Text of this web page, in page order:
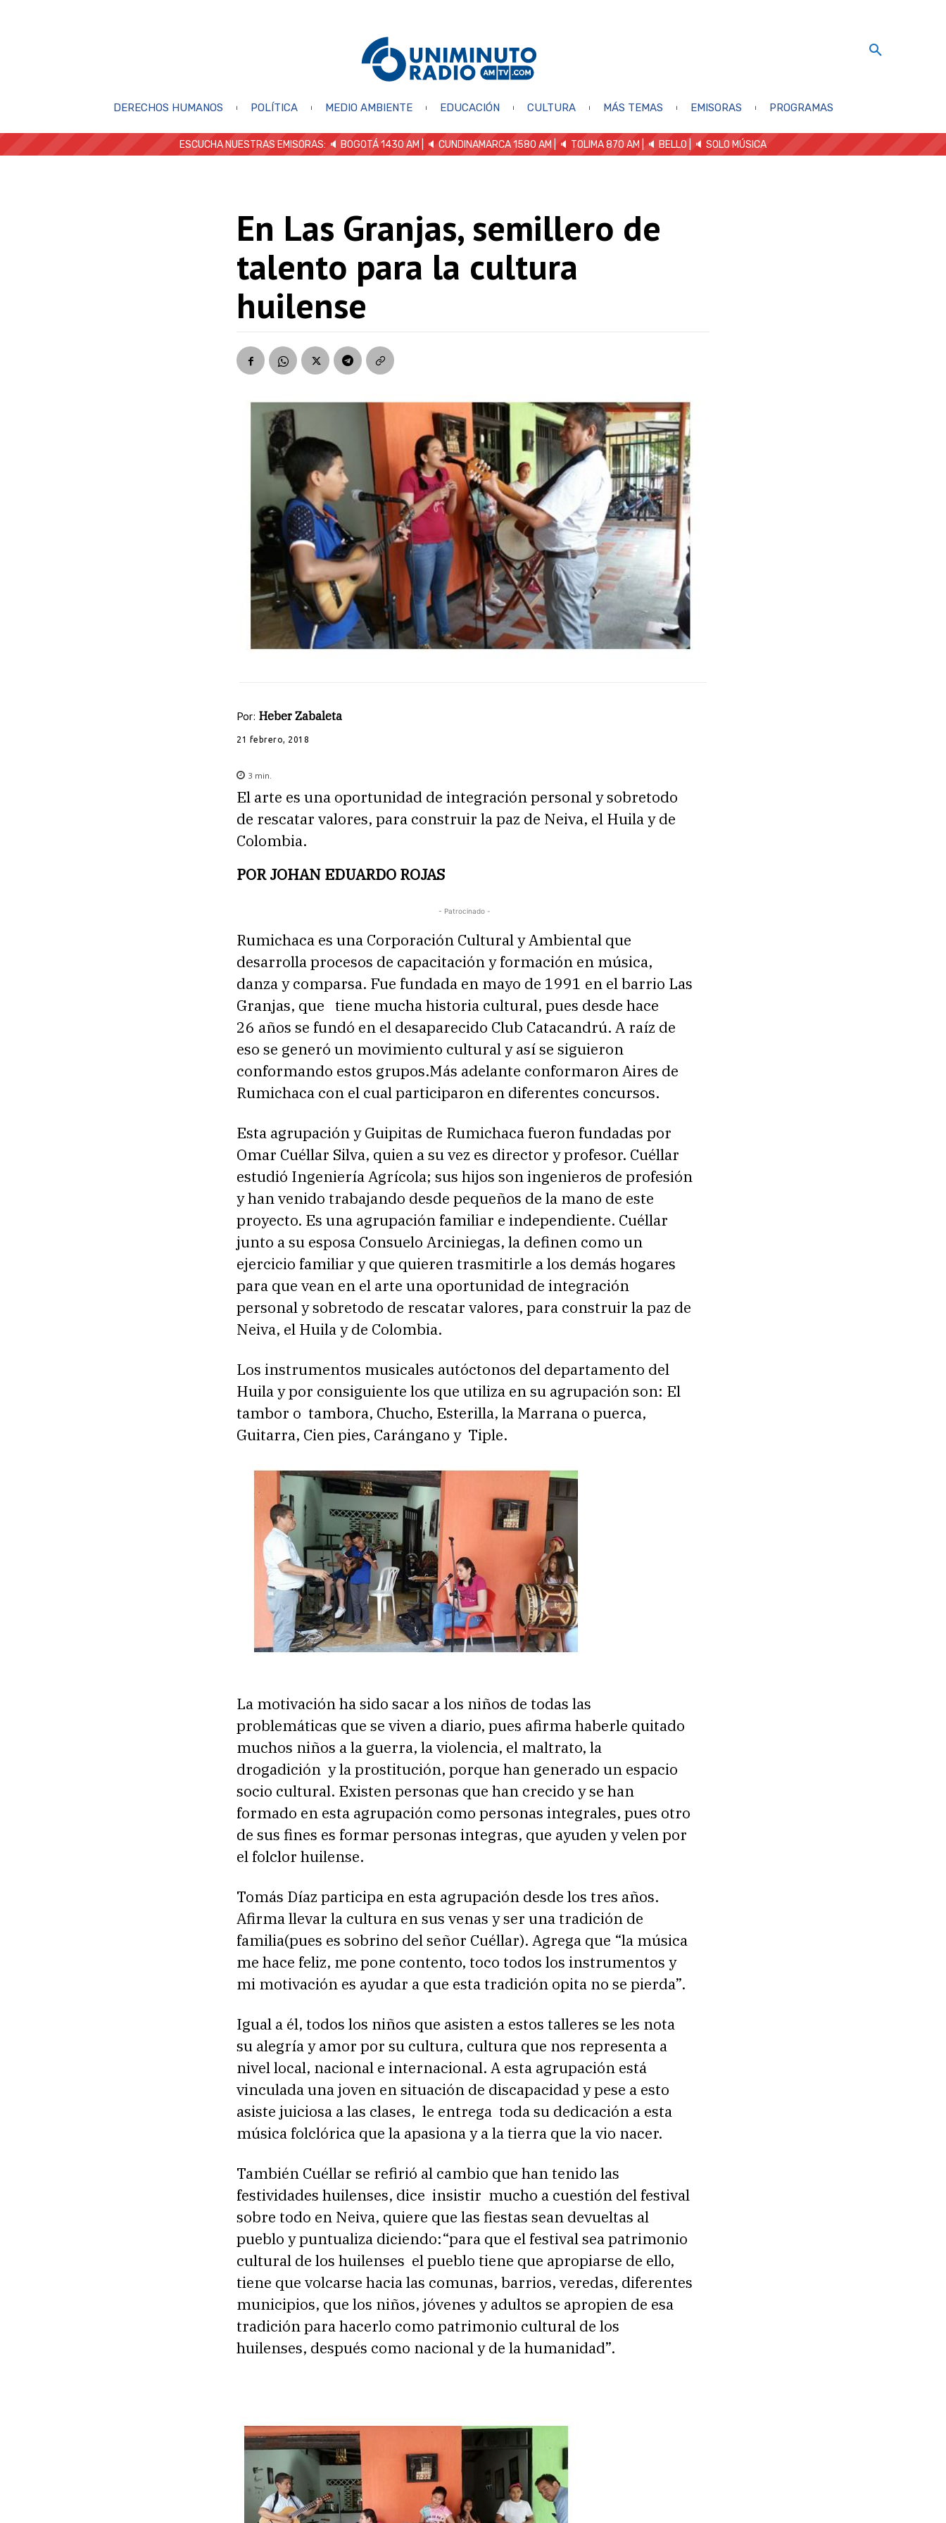
DERECHOS HUMANOS POLÍTICA MEDIO AMBIENTE EDUCACIÓN CULTURA MÁS TEMAS EMISORAS PROGRAMAS
ESCUCHA NUESTRAS EMISORAS: 🔈 BOGOTÁ 1430 AM | 🔈 CUNDINAMARCA 1580 AM | 🔈 TOLIMA 870 AM | 🔈 BELLO 🔈 SOLO MÚSICA
En Las Granjas, semillero de
talento para la cultura
huilense
Por: Heber Zabaleta
21 febrero, 2018
3 min.
El arte es una oportunidad de integración personal y sobretodo
de rescatar valores, para construir la paz de Neiva, el Huila y de
Colombia.
POR JOHAN EDUARDO ROJAS
- Patrocinado -
Rumichaca es una Corporación Cultural y Ambiental que
desarrolla procesos de capacitación y formación en música,
danza y comparsa. Fue fundada en mayo de 1991 en el barrio Las
Granjas, que tiene mucha historia cultural, pues desde hace
26 años se fundó en el desaparecido Club Catacandrú. A raíz de
eso se generó un movimiento cultural y así se siguieron
conformando estos grupos.Más adelante conformaron Aires de
Rumichaca con el cual participaron en diferentes concursos.
Esta agrupación y Guipitas de Rumichaca fueron fundadas por
Omar Cuéllar Silva, quien a su vez es director y profesor. Cuéllar
estudió Ingeniería Agrícola; sus hijos son ingenieros de profesión
y han venido trabajando desde pequeños de la mano de este
proyecto. Es una agrupación familiar e independiente. Cuéllar
junto a su esposa Consuelo Arciniegas, la definen como un
ejercicio familiar y que quieren trasmitirle a los demás hogares
para que vean en el arte una oportunidad de integración
personal y sobretodo de rescatar valores, para construir la paz de
Neiva, el Huila y de Colombia.
Los instrumentos musicales autóctonos del departamento del
Huila y por consiguiente los que utiliza en su agrupación son: El
tambor o tambora, Chucho, Esterilla, la Marrana o puerca,
Guitarra, Cien pies, Carángano y Tiple.
La motivación ha sido sacar a los niños de todas las
problemáticas que se viven a diario, pues afirma haberle quitado
muchos niños a la guerra, la violencia, el maltrato, la
drogadición y la prostitución, porque han generado un espacio
socio cultural. Existen personas que han crecido y se han
formado en esta agrupación como personas integrales, pues otro
de sus fines es formar personas integras, que ayuden y velen por
el folclor huilense.
Tomás Díaz participa en esta agrupación desde los tres años.
Afirma llevar la cultura en sus venas y ser una tradición de
familia(pues es sobrino del señor Cuéllar). Agrega que “la música
me hace feliz, me pone contento, toco todos los instrumentos y
mi motivación es ayudar a que esta tradición opita no se pierda”.
Igual a él, todos los niños que asisten a estos talleres se les nota
su alegría y amor por su cultura, cultura que nos representa a
nivel local, nacional e internacional. A esta agrupación está
vinculada una joven en situación de discapacidad y pese a esto
asiste juiciosa a las clases, le entrega toda su dedicación a esta
música folclórica que la apasiona y a la tierra que la vio nacer.
También Cuéllar se refirió al cambio que han tenido las
festividades huilenses, dice insistir mucho a cuestión del festival
sobre todo en Neiva, quiere que las fiestas sean devueltas al
pueblo y puntualiza diciendo:“para que el festival sea patrimonio
cultural de los huilenses el pueblo tiene que apropiarse de ello,
tiene que volcarse hacia las comunas, barrios, veredas, diferentes
municipios, que los niños, jóvenes y adultos se apropien de esa
tradición para hacerlo como patrimonio cultural de los
huilenses, después como nacional y de la humanidad”.